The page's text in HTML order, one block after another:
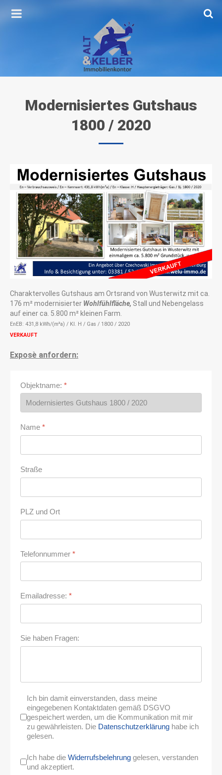
Modernisiertes Gutshaus
1800 / 2020
Charaktervolles Gutshaus am Ortsrand von Wusterwitz mit ca.
176 m² modernisierter Wohlfühlfläche, Stall und Nebengelass
auf einer ca. 5.800 m² kleinen Farm.
EnEB: 431,8 kWh/(m²a) / Kl. H / Gas / 1800 / 2020
VERKAUFT
Exposè anfordern:
Objektname: *
Name *
Straße
PLZ und Ort
Telefonnummer *
Emailadresse: *
Sie haben Fragen:
Ich bin damit einverstanden, dass meine
eingegebenen Kontaktdaten gemäß DSGVO
gespeichert werden, um die Kommunikation mit mir
zu gewährleisten. Die Datenschutzerklärung habe ich
gelesen.
Ich habe die Widerrufsbelehrung gelesen, verstanden
und akzeptiert.